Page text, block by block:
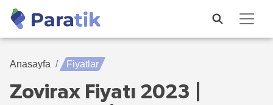
Anasayfa Fiyatlar
Zovirax Fiyatı 2023 |